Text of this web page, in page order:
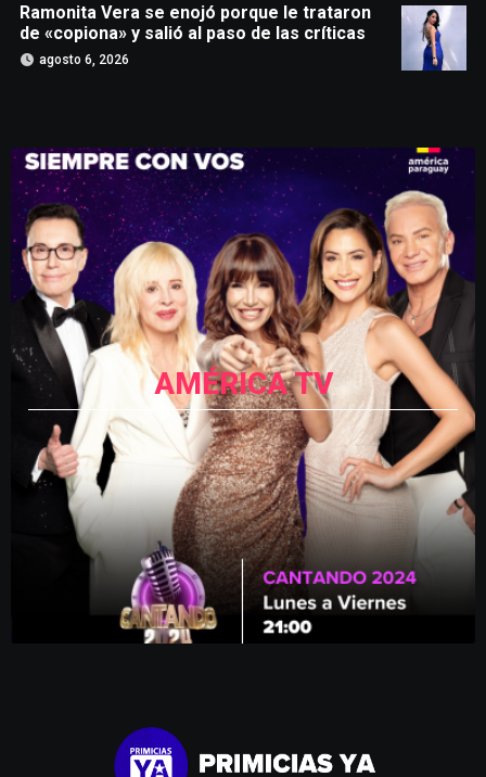
Ramonita Vera se enojó porque le trataron
de «copiona» y salió al paso de las críticas
agosto 6, 2026
AMÉRICA TV